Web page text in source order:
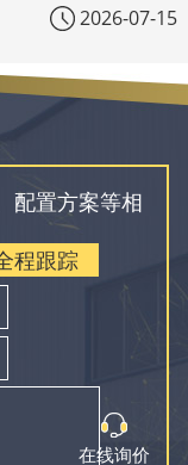
2026-07-15
配置方案等相
程跟踪
在线询价